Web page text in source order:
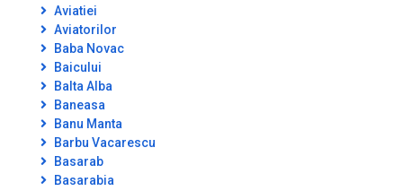
Aviatiei
Aviatorilor
Baba Novac
Baicului
Balta Alba
Baneasa
Banu Manta
Barbu Vacarescu
Basarab
Basarabia